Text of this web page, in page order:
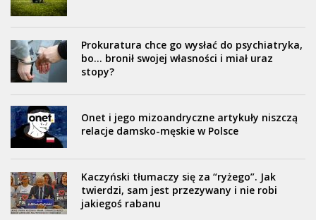
Prokuratura chce go wysłać do psychiatryka,
bo… bronił swojej własności i miał uraz
stopy?
Onet i jego mizoandryczne artykuły niszczą
relacje damsko-męskie w Polsce
Kaczyński tłumaczy się za “ryżego”. Jak
twierdzi, sam jest przezywany i nie robi
jakiegoś rabanu